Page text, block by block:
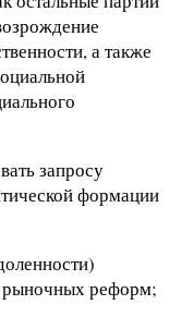
а также
запросу
формации
рыночных реформ;